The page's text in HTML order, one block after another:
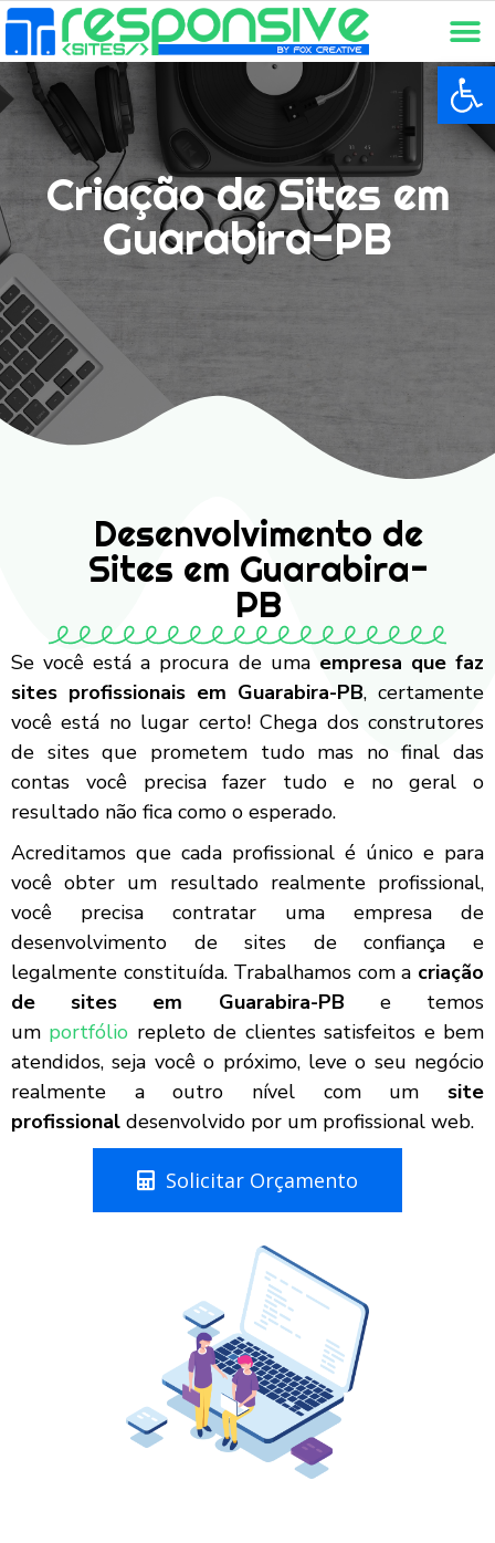
Criação de Sites em
Guarabira-PB
Desenvolvimento de
Sites em Guarabira-
PB
Se você está a procura de uma empresa que faz
sites profissionais em Guarabira-PB, certamente
você está no lugar certo! Chega dos construtores
de sites que prometem tudo mas no final das
contas você precisa fazer tudo e no geral o
resultado não fica como o esperado.
Acreditamos que cada profissional é único e para
você obter um resultado realmente profissional,
você precisa contratar uma empresa de
desenvolvimento de sites de confiança e
legalmente constituída. Trabalhamos com a criação
de sites em Guarabira-PB e temos
um portfólio repleto de clientes satisfeitos e bem
atendidos, seja você o próximo, leve o seu negócio
realmente a outro nível com um site
profissional desenvolvido por um profissional web.
Solicitar Orçamento